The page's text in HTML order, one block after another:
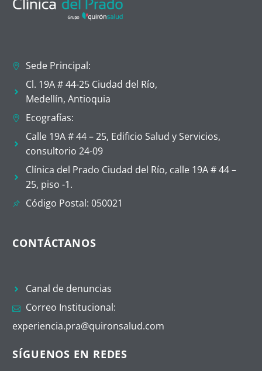
Sede Principal:
Cl. 19A # 44-25 Ciudad del Río,
Medellín, Antioquia
Ecografías:
Calle 19A # 44 – 25, Edificio Salud y Servicios,
consultorio 24-09
Clínica del Prado Ciudad del Río, calle 19A # 44 –
25, piso -1.
Código Postal: 050021
CONTÁCTANOS
Canal de denuncias
Correo Institucional:
experiencia.pra@quironsalud.com
SÍGUENOS EN REDES